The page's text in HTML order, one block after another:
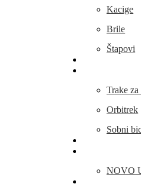
Kacige
Brile
Štapovi
Trake za
Orbitrek
Sobni
NOVO